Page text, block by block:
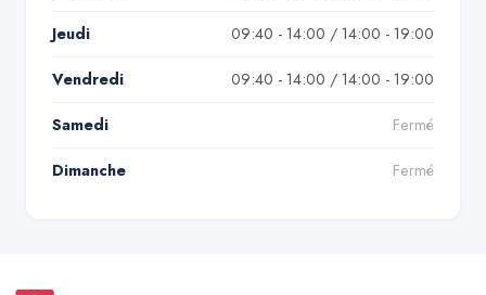
Jeudi 09:40 - 14:00 / 14:00 - 19:00
Vendredi 09:40 - 14:00 / 14:00 - 19:00
Samedi Fermé
Dimanche Fermé